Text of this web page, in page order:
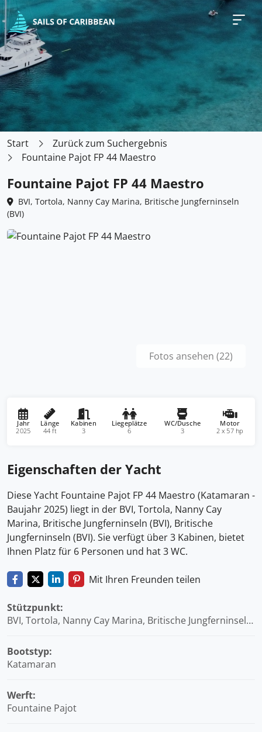
Start
Zurück zum Suchergebnis
Fountaine Pajot FP 44 Maestro
Fountaine Pajot FP 44 Maestro
BVI, Tortola, Nanny Cay Marina, Britische Jungferninseln
(BVI)
Fotos ansehen (22)
Jahr
2025
Länge
44 ft
Kabinen
3
Liegeplätze
6
WC/Dusche
3
Motor
2 x 57 hp
Eigenschaften der Yacht
Diese Yacht Fountaine Pajot FP 44 Maestro (Katamaran -
Baujahr 2025) liegt in der BVI, Tortola, Nanny Cay
Marina, Britische Jungferninseln (BVI), Britische
Jungferninseln (BVI). Sie verfügt über 3 Kabinen, bietet
Ihnen Platz für 6 Personen und hat 3 WC.
Mit Ihren Freunden teilen
Stützpunkt:
BVI, Tortola, Nanny Cay Marina, Britische Jungferninseln
Bootstyp:
Katamaran
Werft:
Fountaine Pajot